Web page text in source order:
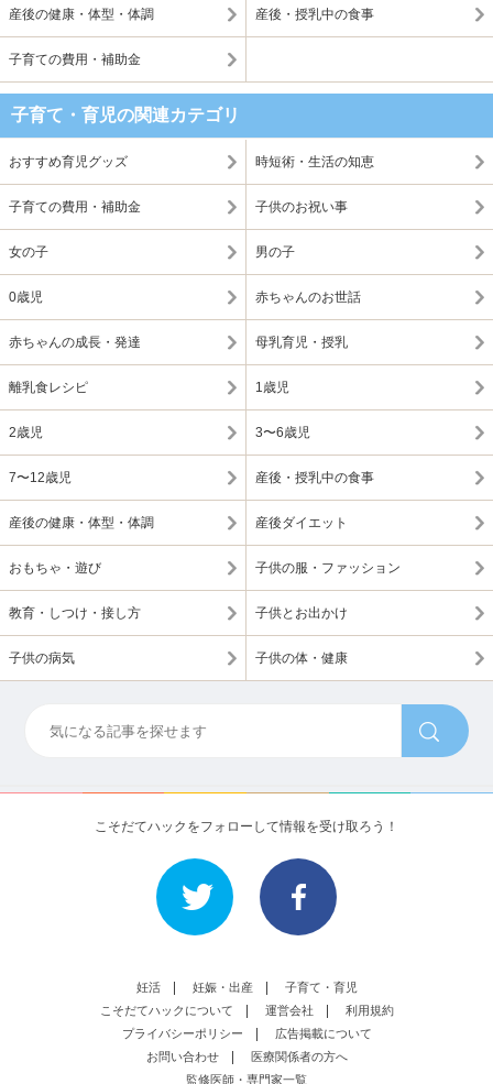
産後の健康・体型・体調 産後・授乳中の食事
子育ての費用・補助金
子育て・育児の関連カテゴリ
おすすめ育児グッズ 時短術・生活の知恵
子育ての費用・補助金 子供のお祝い事
女の子 男の子
0歳児 赤ちゃんのお世話
赤ちゃんの成長・発達 母乳育児・授乳
離乳食レシピ 1歳児
2歳児 3〜6歳児
7〜12歳児 産後・授乳中の食事
産後の健康・体型・体調 産後ダイエット
おもちゃ・遊び 子供の服・ファッション
教育・しつけ・接し方 子供とお出かけ
子供の病気 子供の体・健康
こそだてハックをフォローして情報を受け取ろう！
妊活 妊娠・出産
子育て・育児
こそだてハックについて
運営会社
利用規約
プライバシーポリシー
広告掲載について
お問い合わせ
医療関係者の方へ
監修医師・専門家一覧